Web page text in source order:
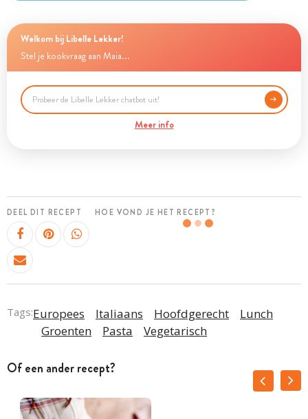
Welkom bij Libelle Lekker!
Stel je kookvraag aan Maia...
Meer info
DEEL DIT RECEPT HOE VOND JE HET RECEPT?
Tags:Europees Italiaans Hoofdgerecht
Lunch
Groenten
Pasta Vegetarisch
Of een ander recept?